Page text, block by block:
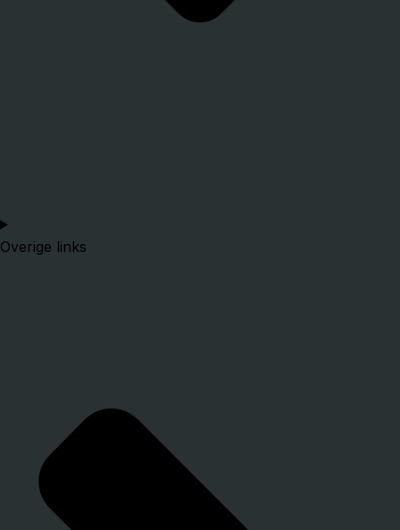
Overige links